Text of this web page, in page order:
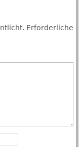
Erforderliche